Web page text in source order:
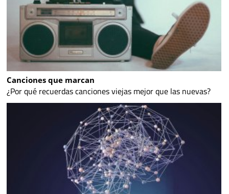
Canciones que marcan
¿Por qué recuerdas canciones viejas mejor que las nuevas?